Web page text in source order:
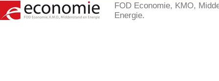
FOD Economie, KMO,
Energie.